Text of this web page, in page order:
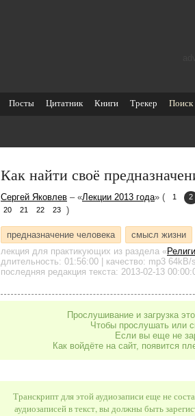
Посты Цитатник Книги Трекер Поиск
Как найти своё
Сергей Яковлев – «Лекции 2013 года» ( 1 2
20
21 22 23 )
предназначение человека смысл жизни
лекция для практикующих из раздела «
длительность: 01:56:00 | качество: mp3 64kB/s
последняя редакция текста: 2013-02-13
Прослушивание и загрузка
Чтобы прослушать или
Если вы еще не
Как войдёте на сайт, появится
Транскрипт для этой аудиозаписи еще не
аудиозаписей в текст, вы должны быть